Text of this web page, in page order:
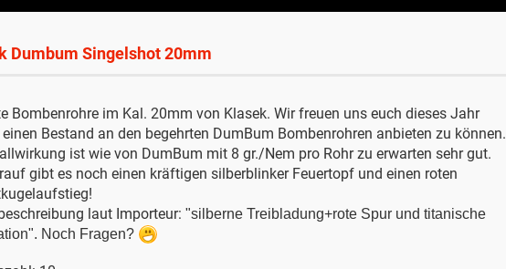
Dumbum Singelshot 20mm
Bombenrohre im Kal. 20mm von Klasek. Wir freuen uns euch dieses Jahr
Bestand an den begehrten DumBum Bombenrohren anbieten zu können.
ist wie von DumBum mit 8 gr./Nem pro Rohr zu erwarten sehr gut.
gibt es noch einen kräftigen silberblinker Feuertopf und einen roten
laut Importeur: "silberne Treibladung+rote Spur und titanische
Noch Fragen?